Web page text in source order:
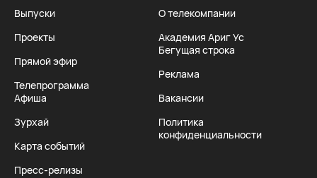
Выпуски
Проекты
Прямой эфир
Телепрограмма
Афиша
Зурхай
Карта событий
Пресс-релизы
О телекомпании
Академия Ариг Ус
Бегущая строка
Реклама
Вакансии
Политика
конфиденциальности